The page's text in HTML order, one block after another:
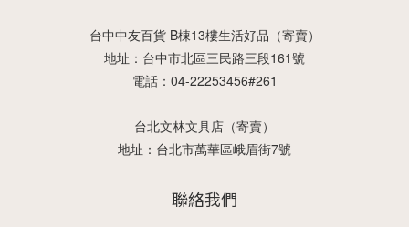
台中中友百貨 B棟13樓生活好品（寄賣）
地址：台中市北區三民路三段161號
電話：04-22253456#261
台北文林文具店（寄賣）
地址：台北市萬華區峨眉街7號
聯絡我們